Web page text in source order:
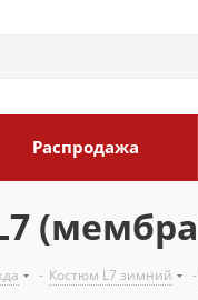
Распродажа
- Костюм L7 зимний -